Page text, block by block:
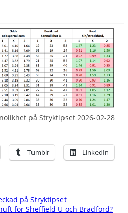
på Stryktipset 2026-02-28
Tumblr LinkedIn
på Stryktipset
för Sheffield U och Bradford?